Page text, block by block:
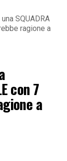
SQUADRA
ragione a
con 7
a